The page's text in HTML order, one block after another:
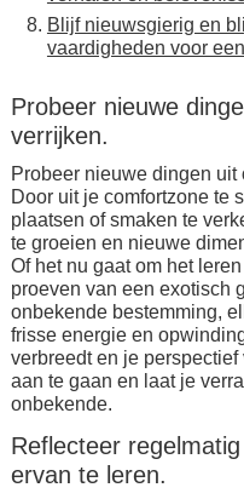
Blijf nieuwsgierig en
vaardigheden voor
Probeer nieuwe
verrijken.
Probeer nieuwe dingen
Door uit je comfortzone te
plaatsen of smaken te
te groeien en nieuwe
Of het nu gaat om het
proeven van een exotisch
onbekende bestemming,
frisse energie en
verbreedt en je
aan te gaan en laat je
onbekende.
Reflecteer
ervan te leren.